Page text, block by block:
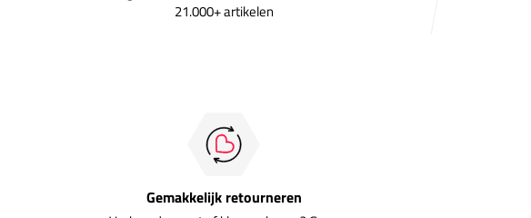
21.000+ artikelen
Gemakkelijk retourneren